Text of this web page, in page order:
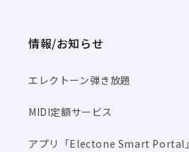
情報/お知らせ
エレクトーン弾き放題
MIDI定額サービス
アプリ「Electone Smart Portal」